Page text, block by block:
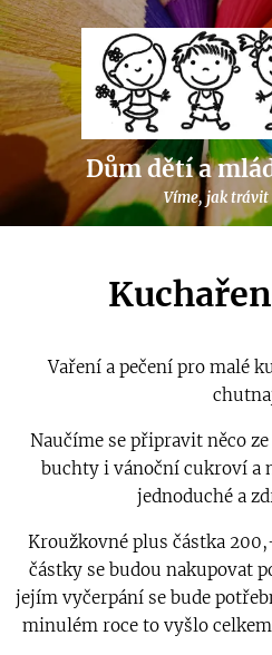
Dům dětí a
Víme, jak trávit
Vaření a pečení pro malé
Naučíme se připravit něco
buchty i vánoční cukroví a
jednoduché a
Kroužkovné plus částka
částky se budou nakupovat
jejím vyčerpání se bude
minulém roce to vyšlo